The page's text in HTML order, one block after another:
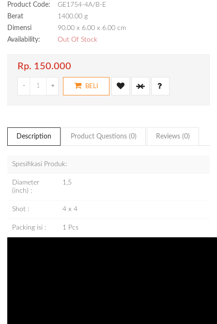
Product Code:
GE1754-4A/B-E
Berat
1400.00 g
Dimensi
90.00 x 6.00 x 6.00 cm
Availability:
Out Of Stock
Rp. 150.000
- + BELI
Description Product Questions (0) Reviews (0)
Spesifikasi Produk:
Diameter
(inch) :
1,5
Shot : 4 x 4
Packing isi : 1 Pcs